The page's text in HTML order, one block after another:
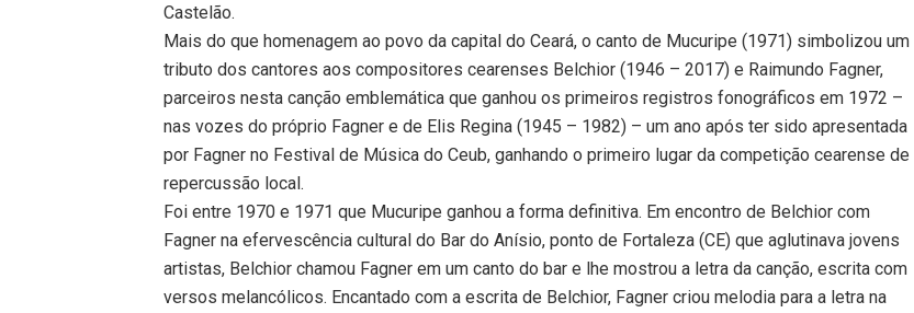
Castelão.
Mais do que homenagem ao povo da capital do Ceará, o canto de Mucuripe (1971) simbolizou um
tributo dos cantores aos compositores cearenses Belchior (1946 – 2017) e Raimundo Fagner,
parceiros nesta canção emblemática que ganhou os primeiros registros fonográficos em 1972 –
nas vozes do próprio Fagner e de Elis Regina (1945 – 1982) – um ano após ter sido apresentada
por Fagner no Festival de Música do Ceub, ganhando o primeiro lugar da competição cearense de
repercussão local.
Foi entre 1970 e 1971 que Mucuripe ganhou a forma definitiva. Em encontro de Belchior com
Fagner na efervescência cultural do Bar do Anísio, ponto de Fortaleza (CE) que aglutinava jovens
artistas, Belchior chamou Fagner em um canto do bar e lhe mostrou a letra da canção, escrita com
versos melancólicos. Encantado com a escrita de Belchior, Fagner criou melodia para a letra na